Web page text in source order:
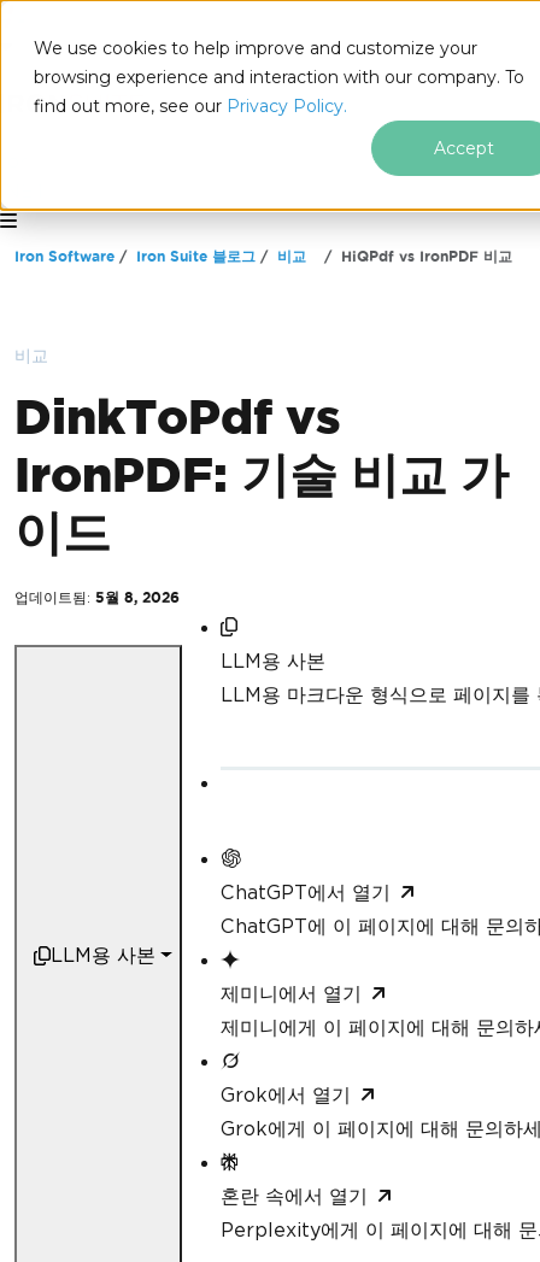
We use cookies to help improve and customize your
browsing experience and interaction with our company. To
find out more, see our Privacy Policy.
Accept
푸터 콘텐츠로 바로가기
Iron Software Iron Suite 블로그 비교 HiQPdf vs IronPDF 비교
비교
DinkToPdf vs
IronPDF: 기술 비교 가
이드
업데이트됨: 5월 8, 2026
LLM용 사본
LLM용 사본
LLM용 마크다운 형식으로 페이지를
ChatGPT에서 열기
ChatGPT에 이 페이지에 대해 문의
제미니에서 열기
제미니에게 이 페이지에 대해 문의하
Grok에서 열기
Grok에게 이 페이지에 대해 문의하
혼란 속에서 열기
Perplexity에게 이 페이지에 대해 문